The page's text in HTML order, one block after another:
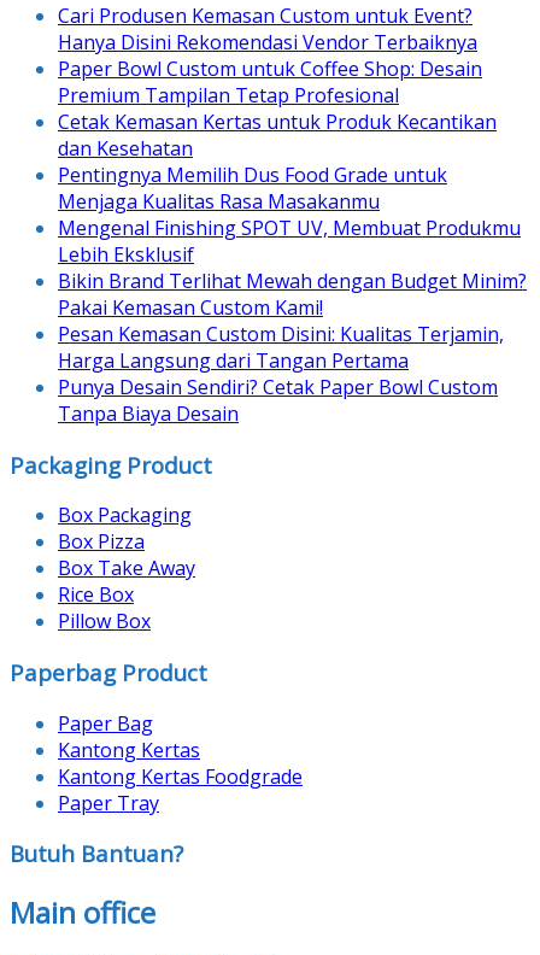
Cari Produsen Kemasan Custom untuk Event?
Hanya Disini Rekomendasi Vendor Terbaiknya
Paper Bowl Custom untuk Coffee Shop: Desain
Premium Tampilan Tetap Profesional
Cetak Kemasan Kertas untuk Produk Kecantikan
dan Kesehatan
Pentingnya Memilih Dus Food Grade untuk
Menjaga Kualitas Rasa Masakanmu
Mengenal Finishing SPOT UV, Membuat Produkmu
Lebih Eksklusif
Bikin Brand Terlihat Mewah dengan Budget Minim?
Pakai Kemasan Custom Kami!
Pesan Kemasan Custom Disini: Kualitas Terjamin,
Harga Langsung dari Tangan Pertama
Punya Desain Sendiri? Cetak Paper Bowl Custom
Tanpa Biaya Desain
Packaging Product
Box Packaging
Box Pizza
Box Take Away
Rice Box
Pillow Box
Paperbag Product
Paper Bag
Kantong Kertas
Kantong Kertas Foodgrade
Paper Tray
Butuh Bantuan?
Main office